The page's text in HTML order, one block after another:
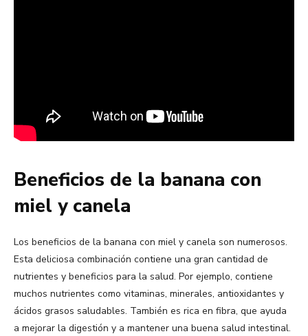
Beneficios de la banana con
miel y canela
Los beneficios de la banana con miel y canela son numerosos.
Esta deliciosa combinación contiene una gran cantidad de
nutrientes y beneficios para la salud. Por ejemplo, contiene
muchos nutrientes como vitaminas, minerales, antioxidantes y
ácidos grasos saludables. También es rica en fibra, que ayuda
a mejorar la digestión y a mantener una buena salud intestinal.